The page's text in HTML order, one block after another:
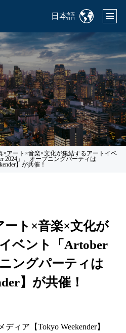
日本語
×アート×音楽×文化が集結するアートイベ
2024」、オープニングパーティは
】が共催！
ート×音楽×文化が
ベント「Artober
ングパーティは
】が共催！
ィア【Tokyo Weekender】